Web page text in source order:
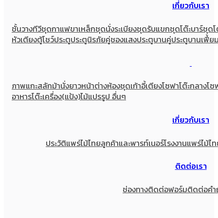
เกี่ยวกับเรา
ชั้นวางทีวีชุดกาแฟขาเหล็กชุดนั่งระเบียงชุดรับแขกชุดโต๊ะบาร์ชุดโ
หัวเตียงตู้โชว์ประตูประตูนิรภัยคู่ชองแสงประตูบานคู่ประตูบานเฟี้ย
ภาพแกะสลักม้านั่งยาวหน้าต่างห้องชุดเก้าอี้เตียงโซฟาโต๊ะกลางโซ
อาหารโต๊ะเครื่อง(แป้ง)ไม้แปรรูป อื่นๆ
เกี่ยวกับเรา
ประวัติแพร่ไม้ไทยลูกค้าและพารท์เนอร์โรงงานแพร่ไม้ไ
ติดต่อเรา
ช่องทางติดต่อฟอร์มติดต่อค